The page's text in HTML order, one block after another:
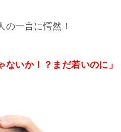
一言に愕然！
ないか！？まだ若いのに」